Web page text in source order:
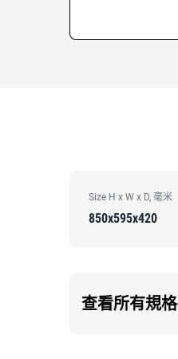
Size H x W x D, 毫米
850x595x420
查看所有規格